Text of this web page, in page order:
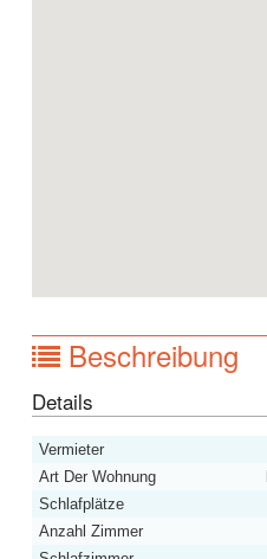
Beschreibung
Details
Vermieter
Art Der Wohnung
Schlafplätze
Anzahl Zimmer